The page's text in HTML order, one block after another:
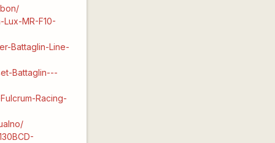
MR-F10-
Battaglin-Line-
Battaglin---
Racing-